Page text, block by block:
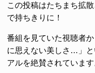
この投稿はたちまち拡
で持ちきりに！
番組を見ていた視聴者
に思えない美しさ…」と
アルを絶賛されています